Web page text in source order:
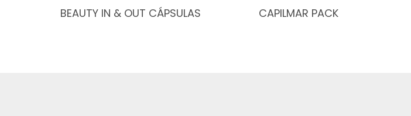
BEAUTY IN & OUT CÁPSULAS CAPILMAR PACK